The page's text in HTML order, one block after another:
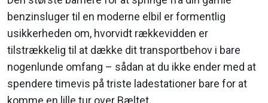
benzinsluger til en moderne elbil er formentlig
usikkerheden om, hvorvidt rækkevidden er
tilstrækkelig til at dække dit transportbehov i bare
nogenlunde omfang – sådan at du ikke ender med at
spendere timevis på triste ladestationer bare for at
komme en lille tur over Bæltet.